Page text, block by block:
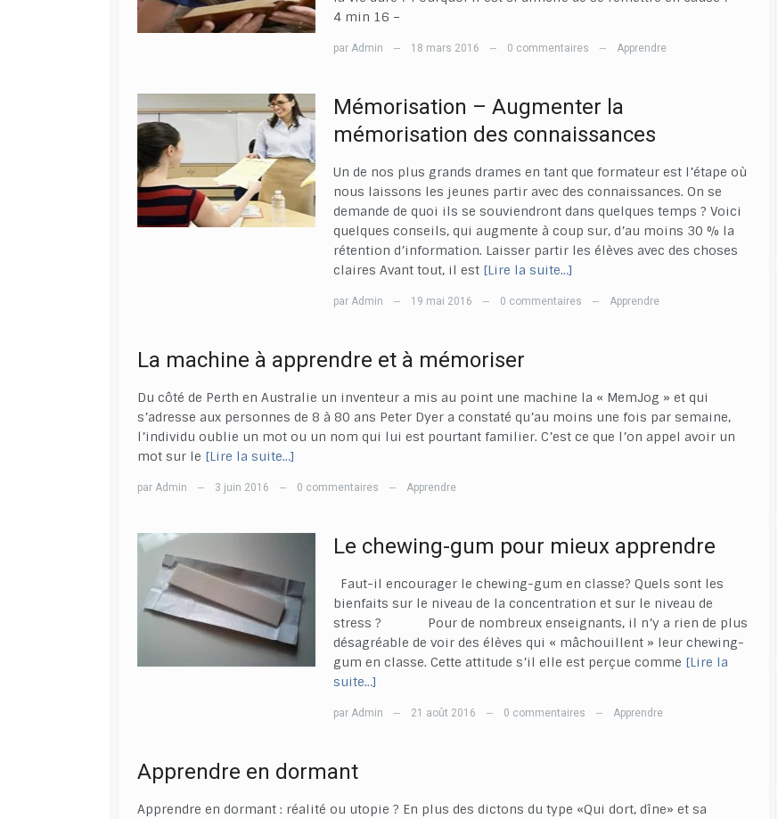
4 min 16 –
par Admin — 18 mars 2016 — 0 commentaires — Apprendre
Mémorisation – Augmenter la
mémorisation des connaissances
Un de nos plus grands drames en tant que formateur est l’étape où
nous laissons les jeunes partir avec des connaissances. On se
demande de quoi ils se souviendront dans quelques temps ? Voici
quelques conseils, qui augmente à coup sur, d’au moins 30 % la
rétention d’information. Laisser partir les élèves avec des choses
claires Avant tout, il est [Lire la suite…]
par Admin — 19 mai 2016 — 0 commentaires — Apprendre
La machine à apprendre et à mémoriser
Du côté de Perth en Australie un inventeur a mis au point une machine la « MemJog » et qui
s’adresse aux personnes de 8 à 80 ans Peter Dyer a constaté qu’au moins une fois par semaine,
l’individu oublie un mot ou un nom qui lui est pourtant familier. C’est ce que l’on appel avoir un
mot sur le [Lire la suite…]
par Admin — 3 juin 2016 — 0 commentaires — Apprendre
Le chewing-gum pour mieux apprendre
Faut-il encourager le chewing-gum en classe? Quels sont les
bienfaits sur le niveau de la concentration et sur le niveau de
stress ? Pour de nombreux enseignants, il n’y a rien de plus
désagréable de voir des élèves qui « mâchouillent » leur chewing-
gum en classe. Cette attitude s’il elle est perçue comme [Lire la
suite…]
par Admin — 21 août 2016 — 0 commentaires — Apprendre
Apprendre en dormant
Apprendre en dormant : réalité ou utopie ? En plus des dictons du type «Qui dort, dîne» et sa